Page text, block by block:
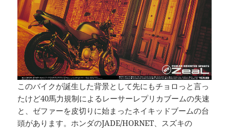
このバイクが誕生した背景として先にもチョロっと言っ
たけど40馬力規制によるレーサーレプリカブームの失速
と、ゼファーを皮切りに始まったネイキッドブームの台
頭があります。ホンダのJADE/HORNET、スズキの